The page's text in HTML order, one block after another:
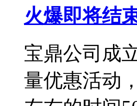
火爆即将结
宝鼎公司成
量优惠活动